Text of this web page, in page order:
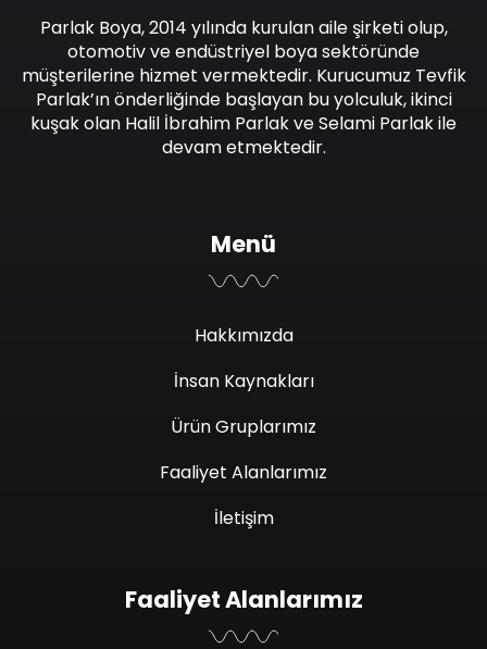
Parlak Boya, 2014 yılında kurulan aile şirketi olup,
otomotiv ve endüstriyel boya sektöründe
müşterilerine hizmet vermektedir. Kurucumuz Tevfik
Parlak’ın önderliğinde başlayan bu yolculuk, ikinci
kuşak olan Halil İbrahim Parlak ve Selami Parlak ile
devam etmektedir.
Menü
Hakkımızda
İnsan Kaynakları
Ürün Gruplarımız
Faaliyet Alanlarımız
İletişim
Faaliyet Alanlarımız